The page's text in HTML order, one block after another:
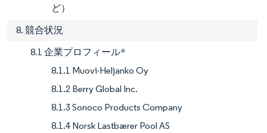
ど）
8. 競合状況
8.1 企業プロフィール*
8.1.1 Muovi-Heljanko Oy
8.1.2 Berry Global Inc.
8.1.3 Sonoco Products Company
8.1.4 Norsk Lastbærer Pool AS